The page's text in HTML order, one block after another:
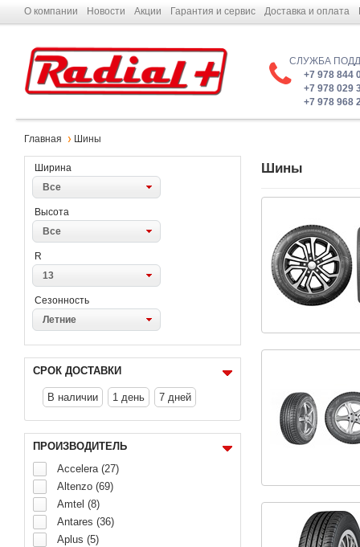
О компании Новости Акции Гарантия и сервис Доставка и оплата
СЛУЖБА
+7 978 844
+7 978 029
+7 978 968
Главная Шины
Ширина
Все
Высота
Все
R
13
Сезонность
Летние
СРОК ДОСТАВКИ
В наличии 1 день 7 дней
ПРОИЗВОДИТЕЛЬ
Accelera (27)
Altenzo (69)
Amtel (8)
Antares (36)
Aplus (5)
Шины